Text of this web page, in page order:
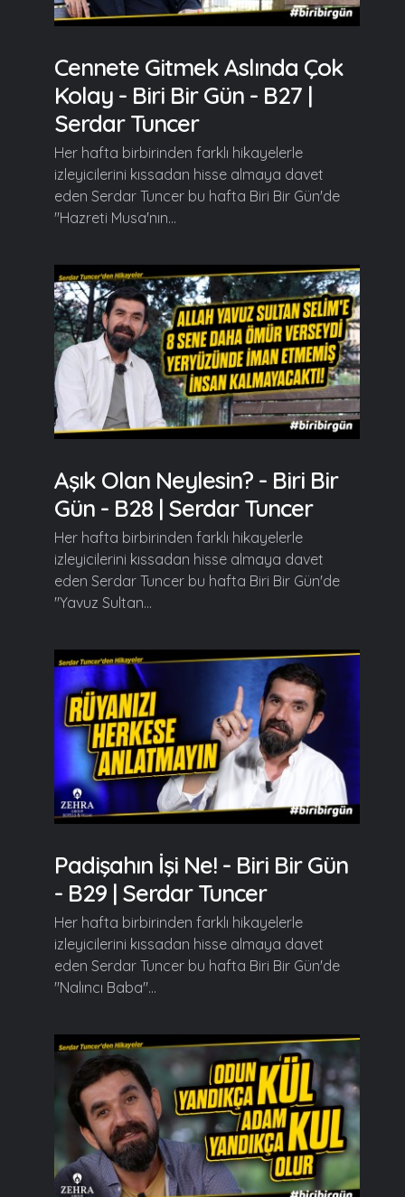
Cennete Gitmek Aslında Çok
Kolay - Biri Bir Gün - B27 |
Serdar Tuncer
Her hafta birbirinden farklı hikayelerle
izleyicilerini kıssadan hisse almaya davet
eden Serdar Tuncer bu hafta Biri Bir Gün'de
"Hazreti Musa'nın...
Aşık Olan Neylesin? - Biri Bir
Gün - B28 | Serdar Tuncer
Her hafta birbirinden farklı hikayelerle
izleyicilerini kıssadan hisse almaya davet
eden Serdar Tuncer bu hafta Biri Bir Gün'de
"Yavuz Sultan...
Padişahın İşi Ne! - Biri Bir Gün
- B29 | Serdar Tuncer
Her hafta birbirinden farklı hikayelerle
izleyicilerini kıssadan hisse almaya davet
eden Serdar Tuncer bu hafta Biri Bir Gün'de
"Nalıncı Baba"...